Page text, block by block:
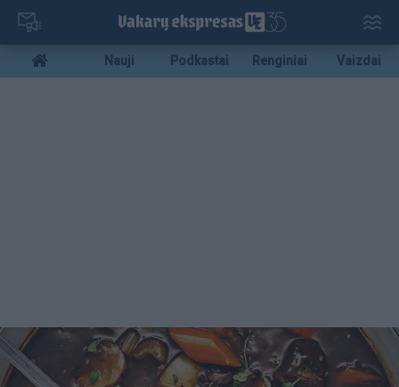
Pereiti
pagrindinį
turinį
Mobile
menu
Nauji Podkastai Renginiai Vaizdai